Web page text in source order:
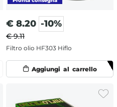
€ 8.20 -10%
€ 9.11
Filtro olio HF303 Hiflo